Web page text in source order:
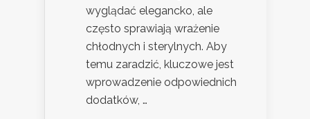
wyglądać elegancko, ale
często sprawiają wrażenie
chłodnych i sterylnych. Aby
temu zaradzić, kluczowe jest
wprowadzenie odpowiednich
dodatków, …